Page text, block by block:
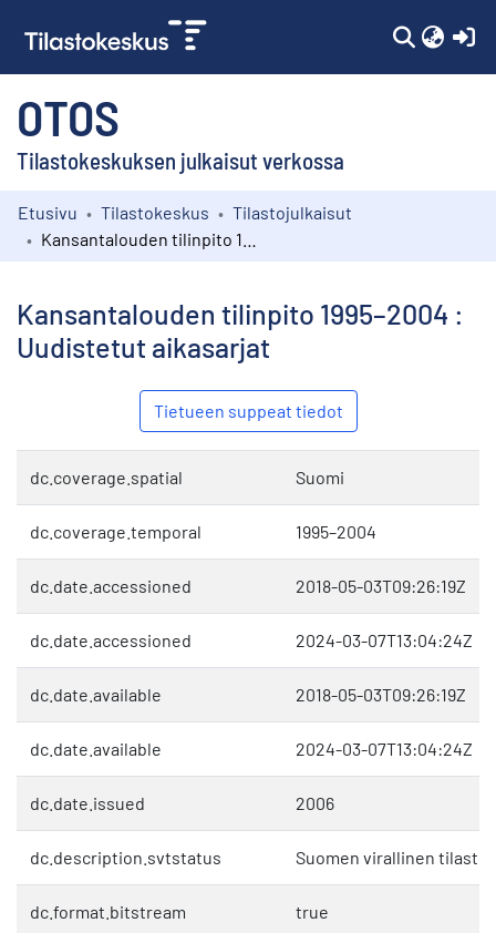
OTOS
Tilastokeskuksen julkaisut verkossa
Kokoelmat
Etusivu Tilastokeskus
Tilastojulkaisut
Kansantalouden tilinpito 1995–2004 :
Uudistetut aikasarjat
Tietueen suppeat tiedot
dc.coverage.spatial Suomi
dc.coverage.temporal 1995–2004
dc.date.accessioned 2018-05-03T09:26:19Z
dc.date.accessioned 2024-03-07T13:04:24Z
dc.date.available 2018-05-03T09:26:19Z
dc.date.available 2024-03-07T13:04:24Z
dc.date.issued 2006
dc.description.svtstatus Suomen virallinen tilasto
dc.format.bitstream true